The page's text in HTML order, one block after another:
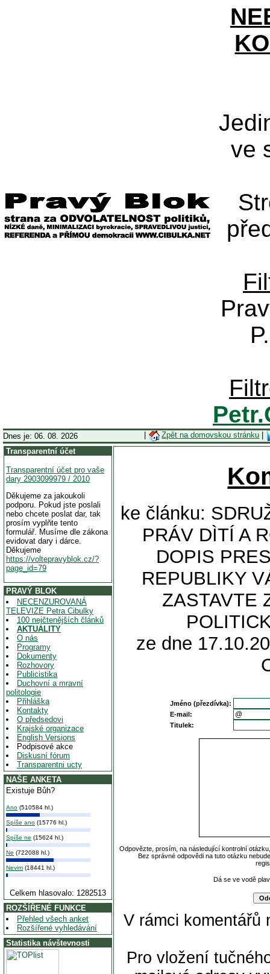
ve
Dnes je: 06. 08. 2026 Zpět na domovskou stránku
Transparentní účet
Transparentní účet pro vaše
dary 2903099979 / 2010
Děkujeme za jakoukoli
podporu. Pokud jste poslali
nebo chcete poslat dar, tak
prosím vyplňte tento
formulář. Musíme dle zákona
evidovat dary i dárce.
Děkujeme
https://voltepravyblok.cz/?
page_id=79
PRAVÝ BLOK
NECENZUROVANÁ
TELEVIZE Petra Cibulky
100 nejčtenějších článků
AKTUALITY
O nás
Programy
Dokumenty
Rozhovory
Publicistika
Duchovní a mravní
politologie
Přihláška
Kontakty
O předsedovi
Krajské organizace
English Versions
Podpisové akce
Diskusní fórum
Transparentni ucty
NAŠE ANKETA
Existuje Bůh?
Ano (510584 hl.)
Spíše ano (15776 hl.)
Spíše ne (15624 hl.)
Ne (722088 hl.)
Nevim (18441 hl.)
Celkem hlasovalo: 1282513
ROZŠÍŘENÉ FUNKCE
Přehled všech anket
Rozšířené vyhledávání
Statistika návštevnosti
ke článku:
PRÁV DÌTÍ A
DOPIS
REPUBLIKY
ZASTAVTE
ze dne
Jméno (přezdívka):
E-mail:
Titulek:
Odpovězte, prosím, na následující kontrolní
Bez správné odpovědi na tuto otázku
Dá se ve vodě
V rámci komentářů
Pro vložení